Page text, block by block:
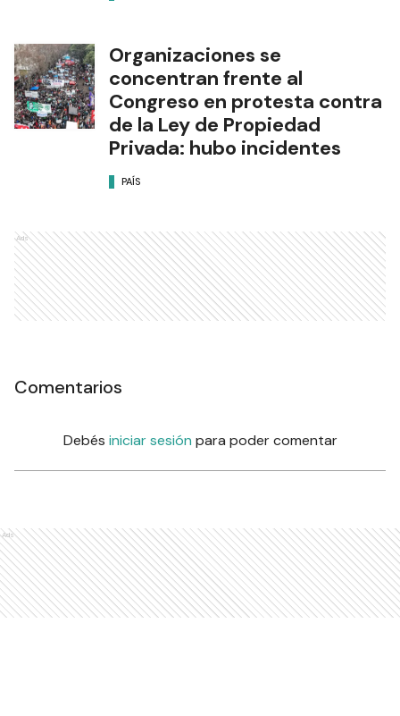
Organizaciones se
concentran frente al
Congreso en protesta contra
de la Ley de Propiedad
Privada: hubo incidentes
PAÍS
Ads
Comentarios
Debés iniciar sesión para poder comentar
Ads